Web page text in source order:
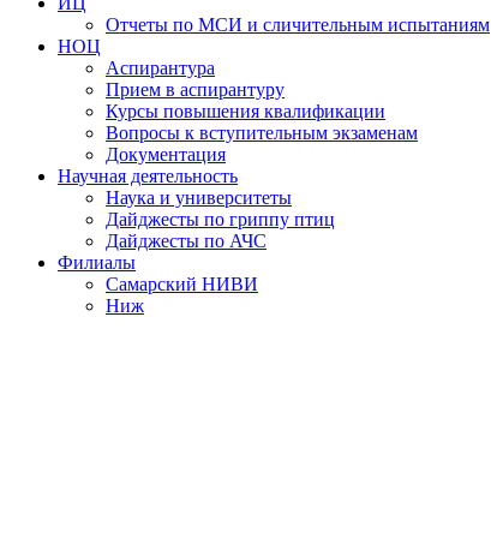
Отчеты по МСИ и сличительным испытаниям
НОЦ
Аспирантура
Прием в аспирантуру
Курсы повышения квалификации
Вопросы к вступительным экзаменам
Документация
Научная деятельность
Наука и университеты
Дайджесты по гриппу птиц
Дайджесты по АЧС
Филиалы
Самарский НИВИ
Ниж